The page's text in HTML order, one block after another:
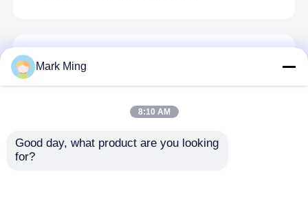
곧 다시 연락 드리겠습니다!
Mark Ming
8:10 AM
Good day, what product are you looking
for?